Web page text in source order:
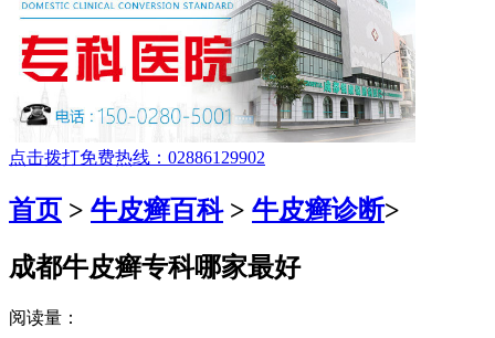
点击拨打免费热线：02886129902
首页 > 牛皮癣百科> 牛皮癣诊断>
成都牛皮癣专科哪家最好
阅读量：